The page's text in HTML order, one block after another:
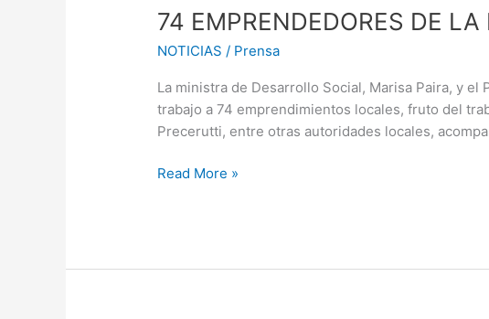
74 EMPRENDEDORES DE
NOTICIAS / Prensa
La ministra de Desarrollo Social, Marisa Paira, y
trabajo a 74 emprendimientos locales, fruto del
Precerutti, entre otras autoridades locales,
Read More »